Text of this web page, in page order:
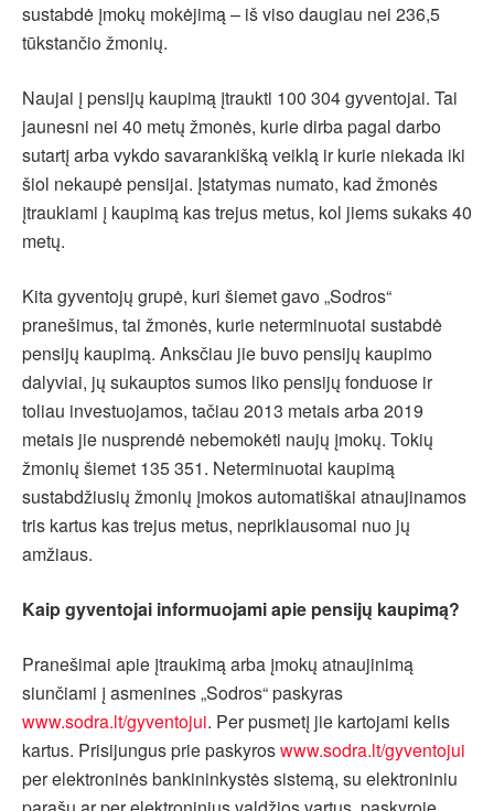
sustabdė įmokų mokėjimą – iš viso daugiau nei 236,5
tūkstančio žmonių.
Naujai į pensijų kaupimą įtraukti 100 304 gyventojai. Tai
jaunesni nei 40 metų žmonės, kurie dirba pagal darbo
sutartį arba vykdo savarankišką veiklą ir kurie niekada iki
šiol nekaupė pensijai. Įstatymas numato, kad žmonės
įtraukiami į kaupimą kas trejus metus, kol jiems sukaks 40
metų.
Kita gyventojų grupė, kuri šiemet gavo „Sodros“
pranešimus, tai žmonės, kurie neterminuotai sustabdė
pensijų kaupimą. Anksčiau jie buvo pensijų kaupimo
dalyviai, jų sukauptos sumos liko pensijų fonduose ir
toliau investuojamos, tačiau 2013 metais arba 2019
metais jie nusprendė nebemokėti naujų įmokų. Tokių
žmonių šiemet 135 351. Neterminuotai kaupimą
sustabdžiusių žmonių įmokos automatiškai atnaujinamos
tris kartus kas trejus metus, nepriklausomai nuo jų
amžiaus.
Kaip gyventojai informuojami apie pensijų kaupimą?
Pranešimai apie įtraukimą arba įmokų atnaujinimą
siunčiami į asmenines „Sodros“ paskyras
www.sodra.lt/gyventojui. Per pusmetį jie kartojami kelis
kartus. Prisijungus prie paskyroswww.sodra.lt/gyventojui
per elektroninės bankininkystės sistemą, su elektroniniu